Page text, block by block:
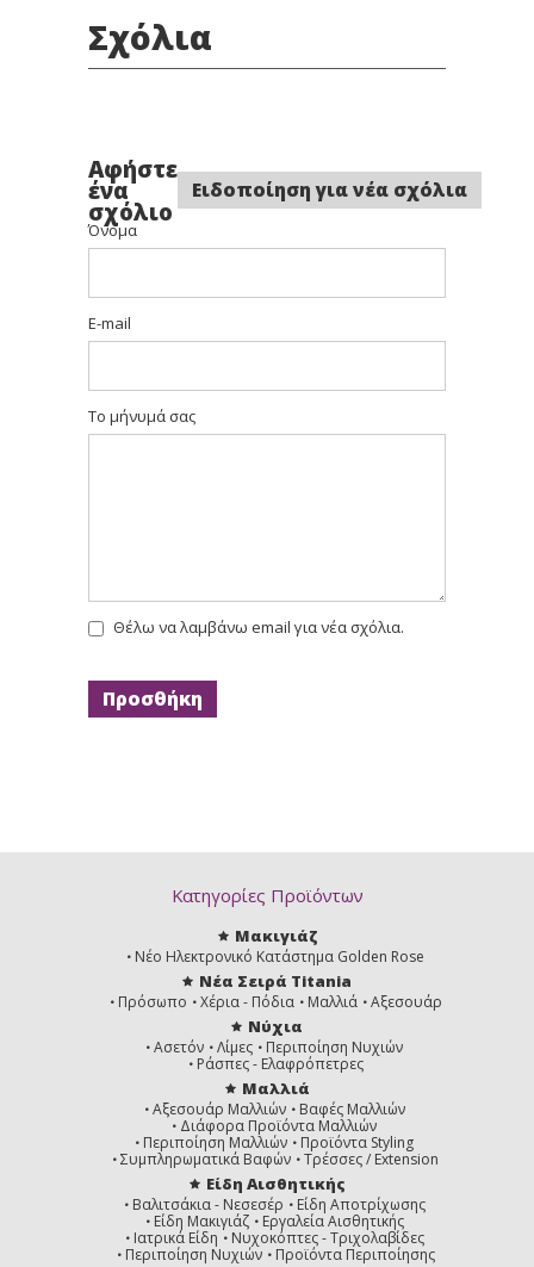
Σχόλια
Αφήστε
ένα
σχόλιο
Ειδοποίηση για νέα σχόλια
Όνομα
E-mail
Το μήνυμά σας
Θέλω να λαμβάνω email για νέα σχόλια.
Κατηγορίες Προϊόντων
Μακιγιάζ
Νέο Ηλεκτρονικό Κατάστημα Golden Rose
Νέα Σειρά Titania
Πρόσωπο Χέρια - Πόδια Μαλλιά Αξεσουάρ
Νύχια
Ασετόν Λίμες
Περιποίηση Νυχιών
Ράσπες - Ελαφρόπετρες
Μαλλιά
Αξεσουάρ Μαλλιών
Βαφές Μαλλιών
Διάφορα Προϊόντα Μαλλιών
Περιποίηση Μαλλιών
Προϊόντα Styling
Συμπληρωματικά Βαφών
Τρέσσες / Extension
Είδη Αισθητικής
Βαλιτσάκια - Νεσεσέρ
Είδη Αποτρίχωσης
Είδη Μακιγιάζ
Εργαλεία Αισθητικής
Ιατρικά Είδη
Νυχοκόπτες - Τριχολαβίδες
Περιποίηση Νυχιών
Προϊόντα Περιποίησης